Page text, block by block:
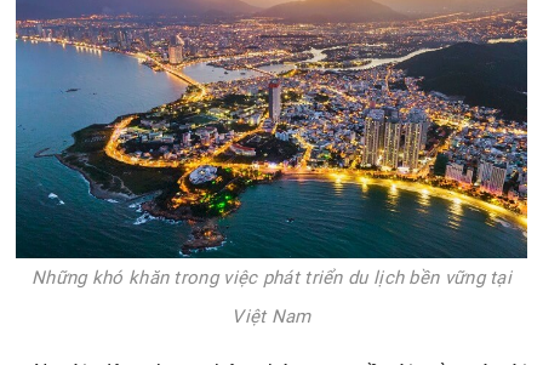
Những khó khăn trong việc phát triển du lịch bền vững tại
Việt Nam